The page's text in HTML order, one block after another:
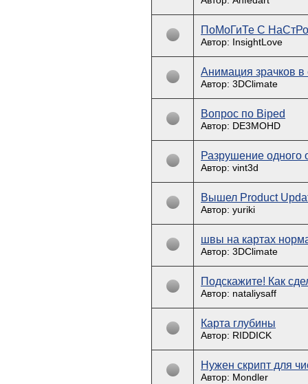
ПоМоГиТе С
Автор: InsightLove
Анимация зрачков в
Автор: 3DClimate
Вопрос по Biped
Автор: DE3MOHD
Разрушение одного
Автор: vint3d
Вышел Product
Автор: yuriki
швы на картах
Автор: 3DClimate
Подскажите! Как
Автор: nataliysaff
Карта глубины
Автор: RIDDICK
Нужен скрипт для
Автор: Mondler